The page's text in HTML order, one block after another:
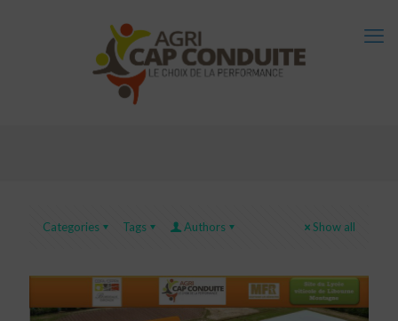
Categories Tags Authors Show all